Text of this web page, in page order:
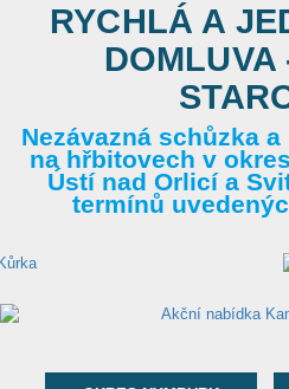
RYCHLÁ A
DOMLUVA
Nezávazná schůzka
na hřbitovech v
Ústí nad Orlicí a
termínů